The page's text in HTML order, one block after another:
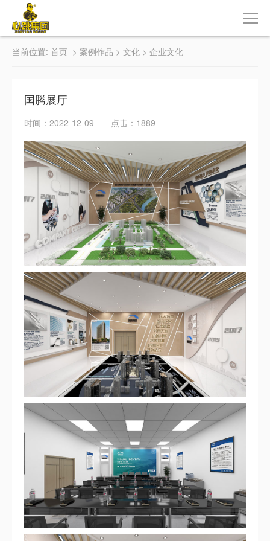
当前位置: 首页 > 案例作品 > 文化 > 企业文化
国腾展厅
时间：2022-12-09 点击：1889